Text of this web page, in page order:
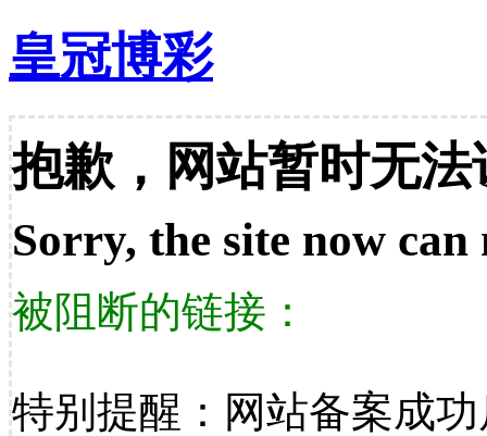
皇冠博彩
抱歉，网站暂时无法
Sorry, the site now can
被阻断的链接：
特别提醒：网站备案成